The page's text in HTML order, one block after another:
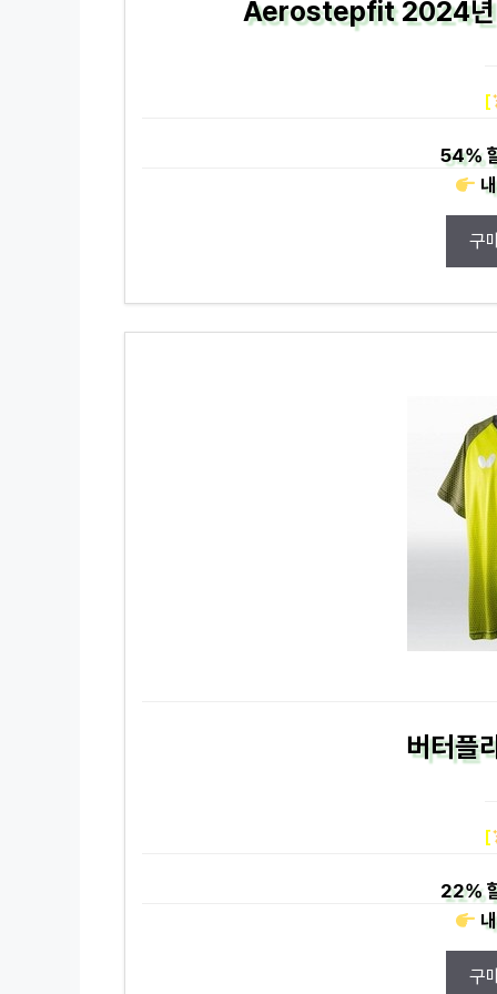
Aerostepfit 2024년
[
54%
구
버터플
[
22%
구